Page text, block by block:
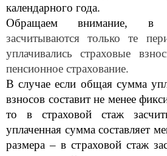
календарного года.
Обращаем внимание, в
засчитываются только те
уплачивались страховые
пенсионное страхование.
В случае если общая сумма
взносов составит не менее
то в страховой стаж
уплаченная сумма составляет
размера – в страховой стаж